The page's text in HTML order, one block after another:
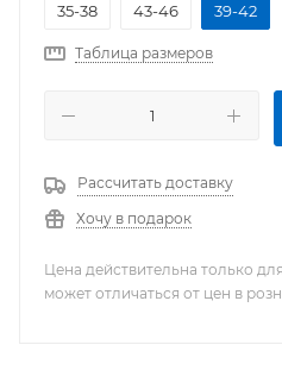
35-38
43-46 39-42
Таблица размеров
Рассчитать доставку
Хочу в подарок
Цена действительна только
может отличаться от цен в